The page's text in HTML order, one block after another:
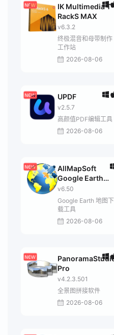
IK Multimedia T-
RackS MAX
v6.3.2
终极混音和母带制作
工作站
2026-08-06
UPDF
v2.5.7
高颜值PDF编辑工具
2026-08-06
AllMapSoft
Google Earth
Images
Downloader
v6.50
Google Earth 地图下
载工具
2026-08-06
Pro
v4.2.3.501
全景图拼接软件
2026-08-06